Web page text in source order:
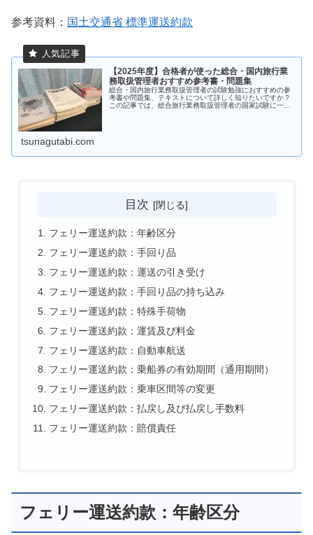
参考資料： 国土交通省 標準運送約款
【2025年度】合格者が使った総合・国内旅行業
務取扱管理者おすすめ参考書・問題集
総合・国内旅行業務取扱管理者の試験勉強におすすめの参
考書や問題集、テキストについて詳しく知りたいですか？
この記事では、総合旅行業務取扱管理者の国家試験に一発
tsunagutabi.com
目次
フェリー運送約款：年齢区分
フェリー運送約款：手回り品
フェリー運送約款：運送の引き受け
フェリー運送約款：手回り品の持ち込み
フェリー運送約款：特殊手荷物
フェリー運送約款：運賃及び料金
フェリー運送約款：自動車航送
フェリー運送約款：乗船券の有効期間（通用期間）
フェリー運送約款：乗車区間等の変更
フェリー運送約款：払戻し及び払戻し手数料
フェリー運送約款：賠償責任
フェリー運送約款：年齢区分